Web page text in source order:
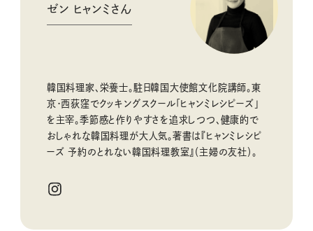
ゼン ヒャンミさん
韓国料理家、栄養士。駐日韓国大使館文化院講師。東
京・西荻窪でクッキングスクール「ヒャンミレシピーズ」
を主宰。季節感と作りやすさを追求しつつ、健康的で
おしゃれな韓国料理が大人気。著書は『ヒャンミレシピ
ーズ 予約のとれない韓国料理教室』（主婦の友社）。